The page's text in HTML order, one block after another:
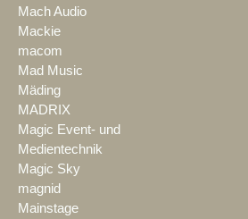
Mach Audio
Mackie
macom
Mad Music
Mäding
MADRIX
Magic Event- und
Medientechnik
Magic Sky
magnid
Mainstage